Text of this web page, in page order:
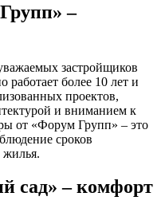
–
застройщиков
более 10 лет и
проектов,
и вниманием к
от «Форум Групп» – это
сроков
жилья.
сад» – комфорт